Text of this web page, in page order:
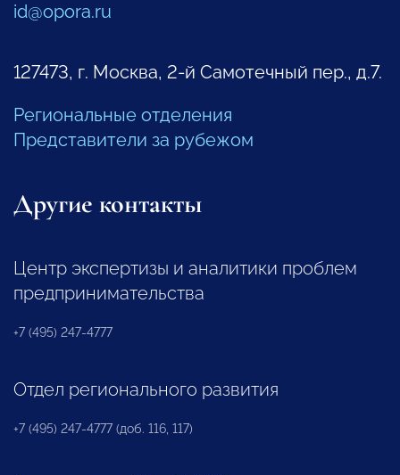
id@opora.ru
127473, г. Москва, 2-й Самотечный пер., д.7.
Региональные отделения
Представители за рубежом
Другие контакты
Центр экспертизы и аналитики проблем
предпринимательства
+7 (495) 247-4777
Отдел регионального развития
+7 (495) 247-4777 (доб. 116, 117)